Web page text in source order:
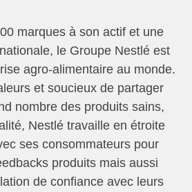
marques à son actif et une
le Groupe Nestlé est
agro-alimentaire au monde.
et soucieux de partager
nombre des produits sains,
Nestlé travaille en étroite
ses consommateurs pour
produits mais aussi
de confiance avec leurs